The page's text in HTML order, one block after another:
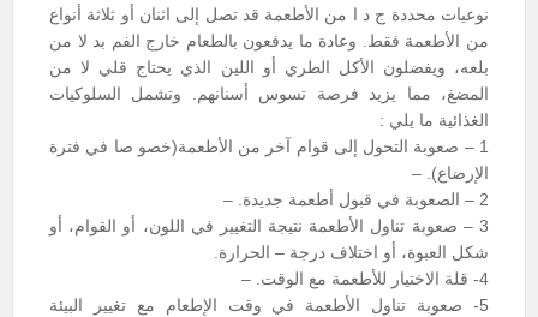
نوعيات محددة ج د ا من الأطعمة قد تصل إلى اثنان أو ثلاثة أنواع
من الأطعمة فقط. وعادة ما يدفعون بالطعام خارج الفم بد لا من
بلعه، ويفضلون الأكل الطري أو اللين الذي يحتاج قلي لا من
المضغ، مما يزيد فرصة تسوس أسنانهم. وتشمل السلوكيات
الغذائية ما يلي :
1 – صعوبة التحول إلى قوام آخر من الأطعمة(خصو صا في فترة
الإرضاع). –
2 – الصعوبة في قبول أطعمة جديدة. –
3 – صعوبة تناول الأطعمة نتيجة التغيير في اللون، أو القوام، أو
شكل العبوة، أو اختلاف درجة – الحرارة.
4- قلة الاختيار للأطعمة مع الوقت. –
5- صعوبة تناول الأطعمة في وقت الإطعام مع تغيير البيئة